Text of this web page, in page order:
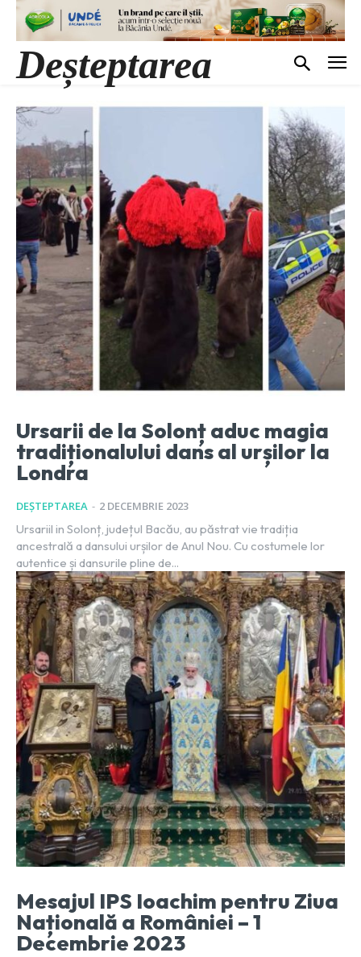
Deșteptarea
Ursarii de la Solonț aduc magia
tradiționalului dans al urșilor la
Londra
DEȘTEPTAREA - 2 DECEMBRIE 2023
Ursariil in Solonț, județul Bacău, au păstrat vie tradiția
ancestrală a dansului urșilor de Anul Nou. Cu costumele lor
autentice și dansurile pline de...
Mesajul IPS Ioachim pentru Ziua
Națională a României – 1
Decembrie 2023